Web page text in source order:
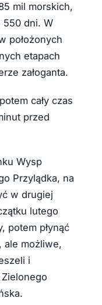
mil morskich,
550 dni. W
położonych
etapach
załoganta.
cały czas
przed
Wysp
Przylądka, na
w drugiej
lutego
potem płynąć
ale możliwe,
i